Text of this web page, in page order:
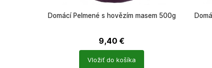
Domácí Pelmené s hovězím masem 500g
9,40 €
Vložiť do košíka